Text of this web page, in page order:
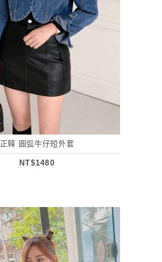
正韓 圓弧牛仔短外套
NT$1480